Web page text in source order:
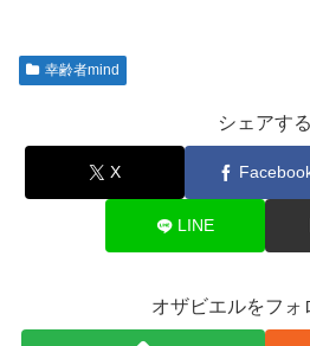
幸齢者mind
シェアする
X
LINE
オザビエルをフォ